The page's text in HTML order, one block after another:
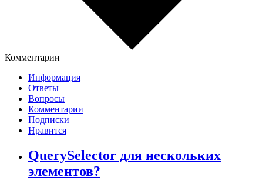
Комментарии
Информация
Ответы
Вопросы
Комментарии
Подписки
Нравится
QuerySelector для нескольких
элементов?